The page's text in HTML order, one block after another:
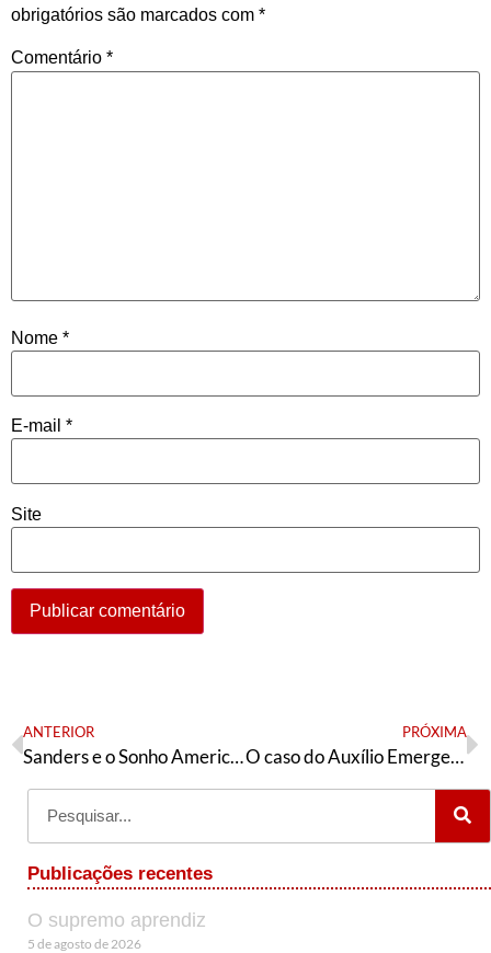
obrigatórios são marcados com *
Comentário *
Nome *
E-mail *
Site
ANTERIOR
Sanders e o Sonho Americano
PRÓXIMA
O caso do Auxílio Emergencial e a tática da esquerda
Publicações recentes
O supremo aprendiz
5 de agosto de 2026